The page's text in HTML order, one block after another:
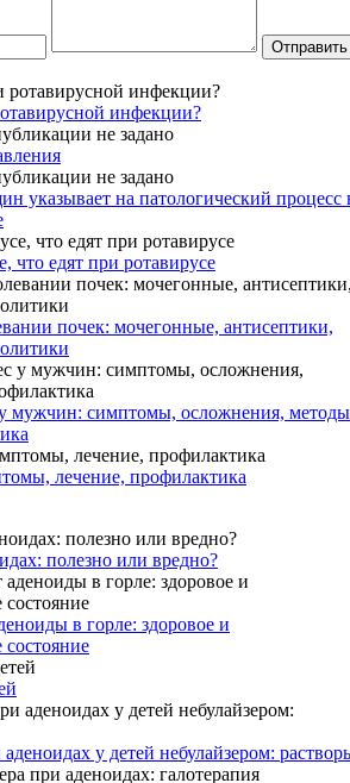
инфекции?
указывает на патологический процесс
что едят при ротавирусе
почек: мочегонные, антисептики,
мужчин: симптомы, осложнения, методы
лечение, профилактика
полезно или вредно?
в горле: здоровое и
состояние
у детей небулайзером: